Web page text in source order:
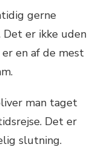
gerne
er ikke uden
en af de mest
man taget
Det er
slutning.